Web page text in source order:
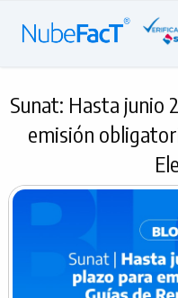
Sunat: Hasta junio
emisión